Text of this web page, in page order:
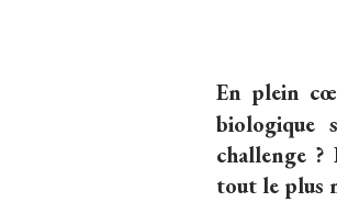
En plein
biologique
challenge
tout le plus